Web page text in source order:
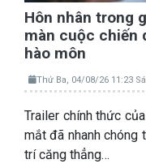
Hôn nhân trong
màn cuộc chiến
hào môn
Thứ Ba, 04/08/26 11:23
Trailer chính thức
mắt đã nhanh chóng
trí căng thẳng…